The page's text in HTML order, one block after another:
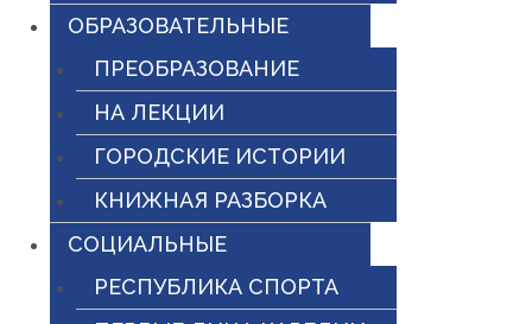
ОБРАЗОВАТЕЛЬНЫЕ
ПРЕОБРАЗОВАНИЕ
НА ЛЕКЦИИ
ГОРОДСКИЕ ИСТОРИИ
КНИЖНАЯ РАЗБОРКА
СОЦИАЛЬНЫЕ
РЕСПУБЛИКА СПОРТА